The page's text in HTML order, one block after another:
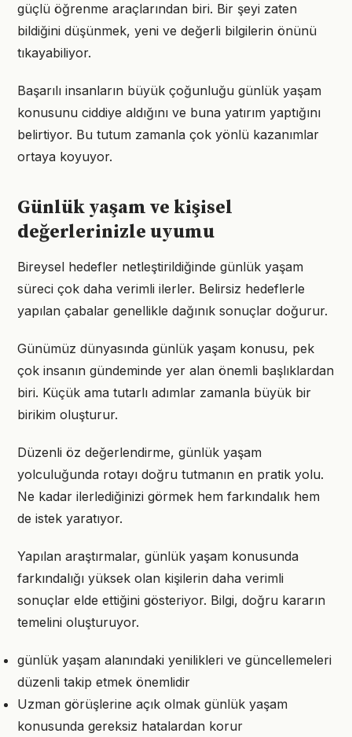
güçlü öğrenme araçlarından biri. Bir şeyi zaten
bildiğini düşünmek, yeni ve değerli bilgilerin önünü
tıkayabiliyor.
Başarılı insanların büyük çoğunluğu günlük yaşam
konusunu ciddiye aldığını ve buna yatırım yaptığını
belirtiyor. Bu tutum zamanla çok yönlü kazanımlar
ortaya koyuyor.
Günlük yaşam ve kişisel
değerlerinizle uyumu
Bireysel hedefler netleştirildiğinde günlük yaşam
süreci çok daha verimli ilerler. Belirsiz hedeflerle
yapılan çabalar genellikle dağınık sonuçlar doğurur.
Günümüz dünyasında günlük yaşam konusu, pek
çok insanın gündeminde yer alan önemli başlıklardan
biri. Küçük ama tutarlı adımlar zamanla büyük bir
birikim oluşturur.
Düzenli öz değerlendirme, günlük yaşam
yolculuğunda rotayı doğru tutmanın en pratik yolu.
Ne kadar ilerlediğinizi görmek hem farkındalık hem
de istek yaratıyor.
Yapılan araştırmalar, günlük yaşam konusunda
farkındalığı yüksek olan kişilerin daha verimli
sonuçlar elde ettiğini gösteriyor. Bilgi, doğru kararın
temelini oluşturuyor.
günlük yaşam alanındaki yenilikleri ve güncellemeleri
düzenli takip etmek önemlidir
Uzman görüşlerine açık olmak günlük yaşam
konusunda gereksiz hatalardan korur